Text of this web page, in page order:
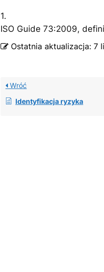
1.
ISO Guide 73:2009,
Ostatnia aktualizacja: 7
Wróć
Identyfikacja ryzyka